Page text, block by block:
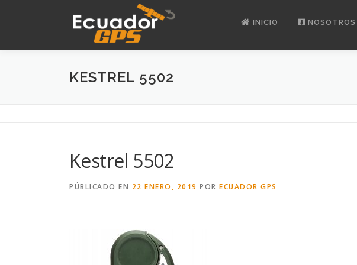
INICIO NOSOTROS
KESTREL 5502
Kestrel 5502
PÚBLICADO EN 22 ENERO, 2019 POR ECUADOR GPS